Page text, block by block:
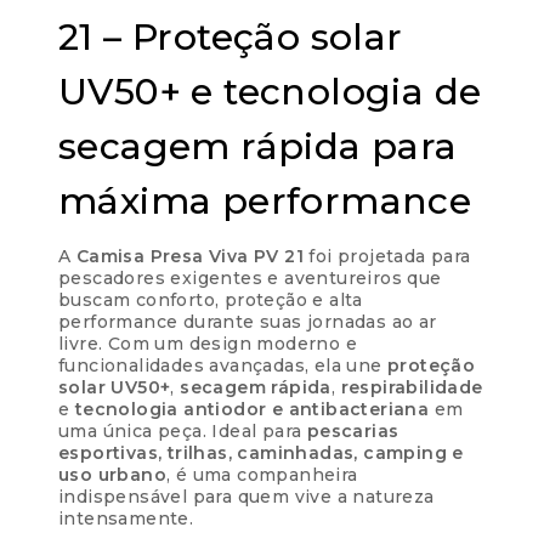
21 – Proteção solar
UV50+ e tecnologia de
secagem rápida para
máxima performance
A Camisa Presa Viva PV 21 foi projetada para
pescadores exigentes e aventureiros que
buscam conforto, proteção e alta
performance durante suas jornadas ao ar
livre. Com um design moderno e
funcionalidades avançadas, ela une proteção
solar UV50+, secagem rápida, respirabilidade
etecnologia antiodor e antibacteriana em
uma única peça. Ideal para pescarias
esportivas, trilhas, caminhadas, camping e
uso urbano, é uma companheira
indispensável para quem vive a natureza
intensamente.